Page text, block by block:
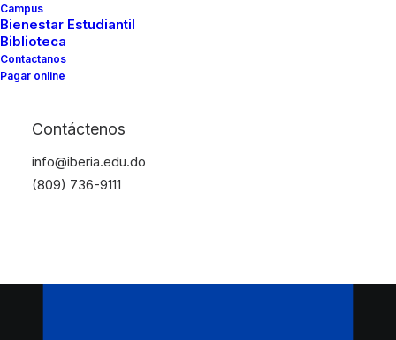
Campus
Bienestar Estudiantil
Biblioteca
Contactanos
Pagar online
Contáctenos
info@iberia.edu.do
(809) 736-9111